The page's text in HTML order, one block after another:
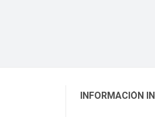
INFORMACIÓN